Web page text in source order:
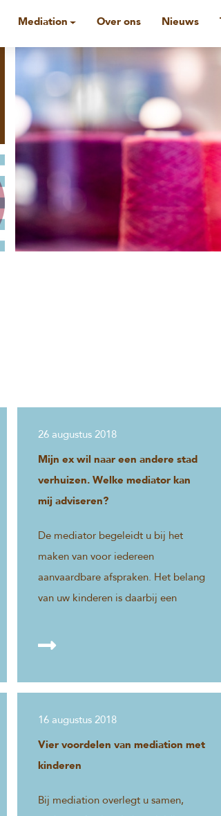
Mediation Over ons Nieuws
26 augustus 2018
Mijn ex wil naar een andere stad
verhuizen. Welke mediator kan
mij adviseren?
De mediator begeleidt u bij het
maken van voor iedereen
aanvaardbare afspraken. Het belang
van uw kinderen is daarbij een
16 augustus 2018
Vier voordelen van mediation met
kinderen
Bij mediation overlegt u samen,